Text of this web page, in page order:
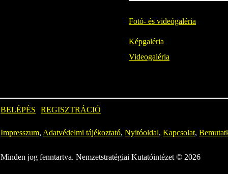
Fotó- és videógaléria
Képgaléria
Videogaléria
BELÉPÉS REGISZTRÁCIÓ
Impresszum, Adatvédelmi tájékoztató, Nyitóoldal, Kapcsolat,
Minden jog fenntartva. Nemzetstratégiai Kutatóintézet © 2026